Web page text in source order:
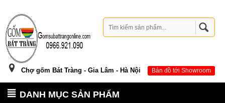
Chợ gốm Bát Tràng - Gia Lâm - Hà Nội Bản đồ tới Showroom
DANH MỤC SẢN PHẨM